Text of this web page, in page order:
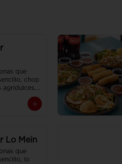
que
chop
Lo Mein
que
lo